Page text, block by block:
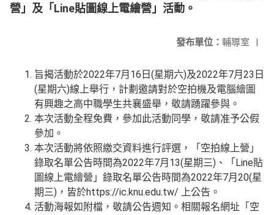
營」及「Line貼圖線上電繪營」活動。
發布單位： 輔導室 |
旨揭活動於2022年7月16日(星期六)及2022年7月23日
(星期六)線上舉行，計劃邀請對於空拍機及電腦繪圖
有興趣之高中職學生共襄盛舉，敬請踴躍參與。
本次活動全程免費，參加此活動同學，敬請准予公假
參加。
本次活動將依照繳交資料進行評選，「空拍線上營」
錄取名單公告時間為2022年7月13(星期三)、「Line貼
圖線上電繪營」錄取名單公告時間為2022年7月20(星
期三)，皆於https://ic.knu.edu.tw/ 上公告。
活動海報如附檔，敬請公告週知。相關報名網址「空